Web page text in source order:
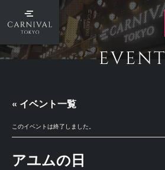
EVENT
« イベント一覧
このイベントは終了しました。
アユムの日